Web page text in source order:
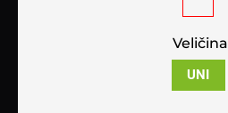
Veličina
UNI